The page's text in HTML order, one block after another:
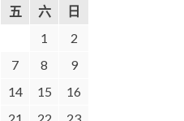
五 六
日
1
2
7 8
9
14 15
16